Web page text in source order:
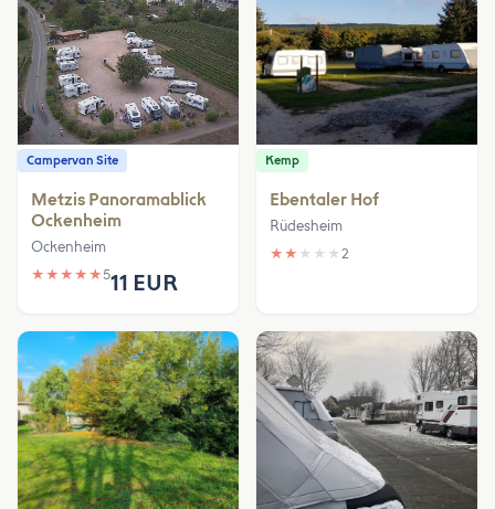
Campervan Site
Metzis Panoramablick
Ockenheim
Ockenheim
★ ★ ★ ★ ★511 EUR
Kemp
Ebentaler Hof
Rüdesheim
★ ★ ★ ★ ★ 2